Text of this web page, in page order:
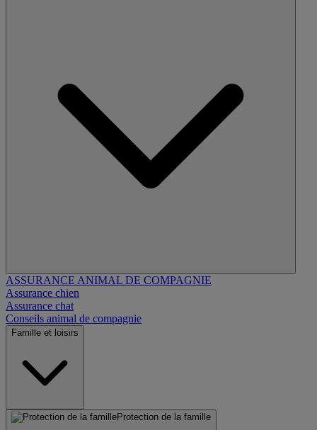
ASSURANCE ANIMAL DE COMPAGNIE
Assurance chien
Assurance chat
Conseils animal de compagnie
Famille et loisirs
Protection de la famille